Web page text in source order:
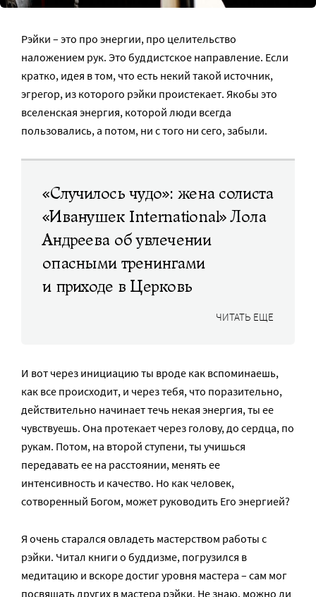
Рэйки – это про энергии, про целительство
наложением рук. Это буддистское направление. Если
кратко, идея в том, что есть некий такой источник,
эгрегор, из которого рэйки проистекает. Якобы это
вселенская энергия, которой люди всегда
пользовались, а потом, ни с того ни сего, забыли.
«Случилось чудо»: жена солиста
«Иванушек International» Лола
Андреева об увлечении
опасными тренингами
и приходе в Церковь
ЧИТАТЬ ЕЩЕ
И вот через инициацию ты вроде как вспоминаешь,
как все происходит, и через тебя, что поразительно,
действительно начинает течь некая энергия, ты ее
чувствуешь. Она протекает через голову, до сердца, по
рукам. Потом, на второй ступени, ты учишься
передавать ее на расстоянии, менять ее
интенсивность и качество. Но как человек,
сотворенный Богом, может руководить Его энергией?
Я очень старался овладеть мастерством работы с
рэйки. Читал книги о буддизме, погрузился в
медитацию и вскоре достиг уровня мастера – сам мог
посвящать других в мастера рэйки. Не знаю, можно ли